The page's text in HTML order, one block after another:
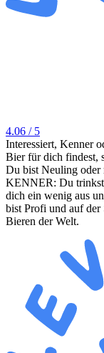
4.06 / 5
Interessiert, Kenner
Bier für dich findest,
Du bist Neuling oder
KENNER: Du trinkst
dich ein wenig aus
bist Profi und auf der
Bieren der Welt.